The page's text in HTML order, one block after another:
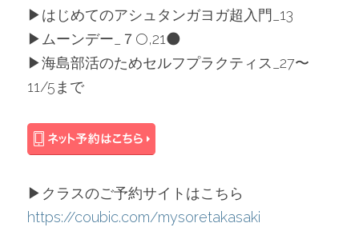
▶︎はじめてのアシュタンガヨガ超入門_13
▶︎ムーンデー_７🌕,21🌑
▶︎海島部活のためセルフプラクティス_27〜
11/5まで
▶︎クラスのご予約サイトはこちら
https://coubic.com/mysoretakasaki